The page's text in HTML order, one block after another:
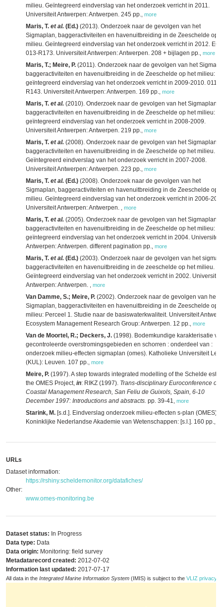
milieu. Geïntegreerd eindverslag van het onderzoek verricht in 2011.
Universiteit Antwerpen: Antwerpen. 245 pp. more
Maris, T. et al. (Ed.) (2013). Onderzoek naar de gevolgen van het
Sigmaplan, baggeractiviteiten en havenuitbreiding in de Zeeschelde op
milieu. Geïntegreerd eindverslag van het onderzoek verricht in 2012.
013-R173. Universiteit Antwerpen: Antwerpen. 208 + bijlagen pp. more
Maris, T.; Meire, P. (2011). Onderzoek naar de gevolgen van het
baggeractiviteiten en havenuitbreiding in de Zeeschelde op het milieu:
geïntegreerd eindverslag van het onderzoek verricht in 2009-2010. 011-
R143. Universiteit Antwerpen: Antwerpen. 169 pp. more
Maris, T. et al. (2010). Onderzoek naar de gevolgen van het Sigmaplan,
baggeractiviteiten en havenuitbreiding in de Zeeschelde op het milieu:
geïntegreerd eindverslag van het onderzoek verricht in 2008-2009.
Universiteit Antwerpen: Antwerpen. 219 pp. more
Maris, T. et al. (2008). Onderzoek naar de gevolgen van het Sigmaplan,
baggeractiviteiten en havenuitbreiding in de Zeeschelde op het milieu.
Geïntegreerd eindverslag van het onderzoek verricht in 2007-2008.
Universiteit Antwerpen: Antwerpen. 223 pp. more
Maris, T. et al. (Ed.) (2008). Onderzoek naar de gevolgen van het
Sigmaplan, baggeractiviteiten en havenuitbreiding in de Zeeschelde op
milieu. Geïntegreerd eindverslag van het onderzoek verricht in 2006-
Universiteit Antwerpen: Antwerpen.
more
Maris, T. et al. (2005). Onderzoek naar de gevolgen van het Sigmaplan,
baggeractiviteiten en havenuitbreiding in de Zeeschelde op het milieu:
geïntegreerd eindverslag van het onderzoek verricht in 2004. Universiteit
Antwerpen: Antwerpen. different pagination pp. more
Maris, T. et al. (Ed.) (2003). Onderzoek naar de gevolgen van het
baggeractiviteiten en havenuitbreiding in de zeeschelde op het milieu.
Geïntegreerd eindverslag van het onderzoek verricht in 2002. Universiteit
Antwerpen: Antwerpen.
more
Van Damme, S.; Meire, P. (2002). Onderzoek naar de gevolgen van het
Sigmaplan, baggeractiviteiten en havenuitbreiding in de Zeeschelde op
milieu: Perceel 1. Studie naar de basiswaterkwaliteit. Universiteit
Ecosystem Management Research Group: Antwerpen. 12 pp. more
Van de Moortel, R.; Deckers, J. (1998). Bodemkundige karakterisatie
gecontroleerde overstromingsgebieden en schorren : onderdeel van :
onderzoek milieu-effecten sigmaplan (omes). Katholieke Universiteit
(KUL): Leuven. 107 pp. more
Meire, P. (1997). A step towards integrated modelling of the Schelde
the OMES Project, in: RIKZ (1997). Trans-disciplinary Euroconference on
Coastal Management Research, San Feliu de Guixols, Spain, 6-10
December 1997: Introductions and abstracts. pp. 39-41 more
Starink, M. [s.d.]. Eindverslag onderzoek milieu-effecten s-plan (OMES).
Koninklijke Nederlandse Akademie van Wetenschappen: [s.l.]. 160 pp.
URLs
Dataset information:
https://rshiny.scheldemonitor.org/datafiches/
Other:
www.omes-monitoring.be
Dataset status: In Progress
Data type: Data
Data origin: Monitoring: field survey
Metadatarecord created: 2012-07-02
Information last updated: 2017-07-17
All data in the Integrated Marine Information System (IMIS) is subject to the VLIZ privacy